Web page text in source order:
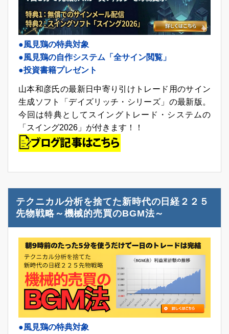
●風見鶏の特典対象
●風見鶏の自作システム「全サイン閲覧」
●投資書籍プレゼント
山本和彦氏の最新日中寄り引けトレード用のサイン
生成ソフト「デイズリッチ・シリーズ」の最新版。
今回は特典としてスイングトレード・システムの
「スイング2026」が付きます！！
テクニカル分析を捨てた新時代の日経２２５
先物戦略～機械的売買のBGM法～
●風見鶏の特典対象